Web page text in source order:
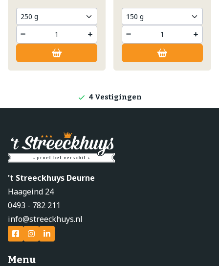
Lokale producten
4 Vestigingen
't Streeckhuys Deurne
Haageind 24
0493 - 782 211
info@streeckhuys.nl
Menu